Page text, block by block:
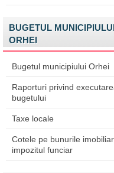
BUGETUL
ORHEI
Bugetul municipiului Orhei
Raporturi privind
bugetului
Taxe locale
Cotele pe bunurile
impozitul funciar